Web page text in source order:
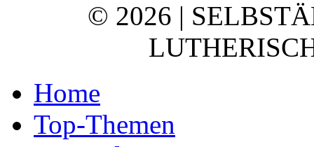
© 2026 |
Home
Top-Themen